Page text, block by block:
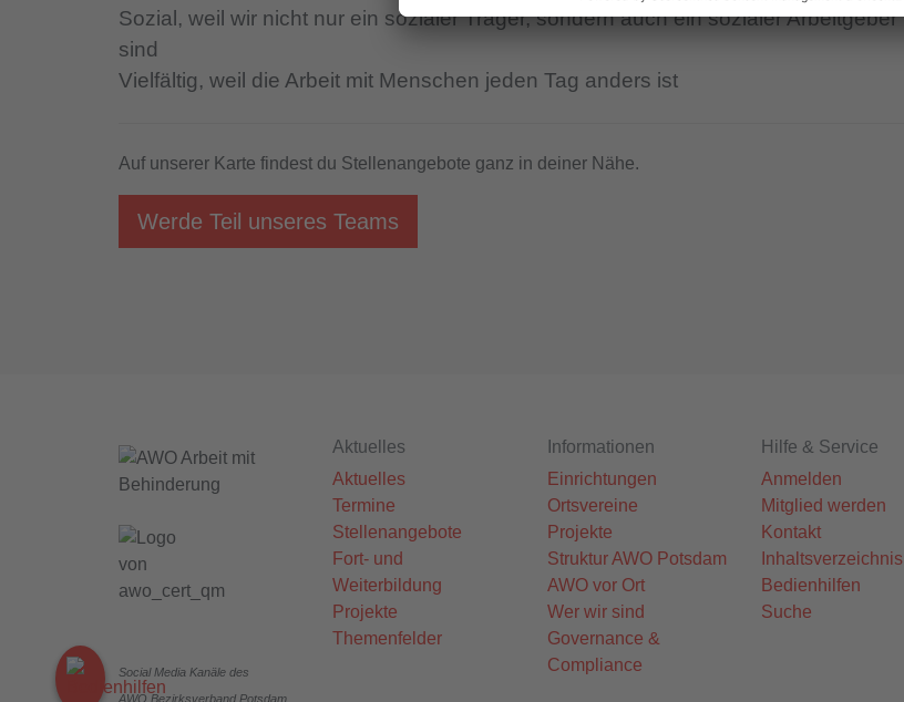
Sozial, weil wir nicht nur ein sozialer Träger, sondern auch ein sozialer Arbeitgeber
sind
Vielfältig, weil die Arbeit mit Menschen jeden Tag anders ist
Auf unserer Karte findest du Stellenangebote ganz in deiner Nähe.
Werde Teil unseres Teams
Social Media Kanäle des
AWO Bezirksverband Potsdam
Aktuelles
Aktuelles
Termine
Stellenangebote
Fort- und
Weiterbildung
Projekte
Themenfelder
Informationen
Einrichtungen
Ortsvereine
Projekte
Struktur AWO Potsdam
AWO vor Ort
Wer wir sind
Governance &
Compliance
Hilfe & Service
Anmelden
Mitglied werden
Kontakt
Inhaltsverzeichnis
Bedienhilfen
Suche